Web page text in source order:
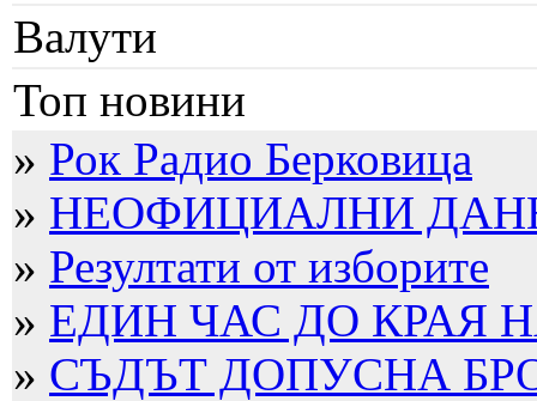
Валути
Топ новини
» Рок Радио Берковица
» НЕОФИЦИАЛНИ
» Резултати от изборите
» ЕДИН ЧАС ДО КРАЯ
» СЪДЪТ ДОПУСНА